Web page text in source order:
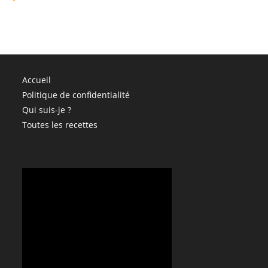
Accueil
Politique de confidentialité
Qui suis-je ?
Toutes les recettes